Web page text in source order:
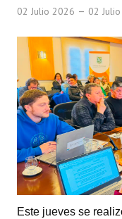
02 Julio 2026 02
Este jueves se